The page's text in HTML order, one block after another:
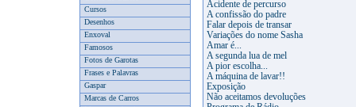
Cursos
Desenhos
Enxoval
Famosos
Fotos de Garotas
Frases e Palavras
Gaspar
Marcas de Carros
Acidente de percurso
A confissão do padre
Falar depois de transar
Variações do nome Sasha
Amar é...
A segunda lua de mel
A pior escolha...
A máquina de lavar!!
Exposição
Não aceitamos devoluções